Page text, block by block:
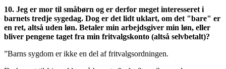
10. Jeg er mor til småbørn og er derfor meget interesseret i
barnets tredje sygedag. Dog er det lidt uklart, om det "bare" er
en ret, altså uden løn. Betaler min arbejdsgiver min løn, eller
bliver pengene taget fra min fritvalgskonto (altså selvbetalt)?
”Barns sygdom er ikke en del af fritvalgsordningen.